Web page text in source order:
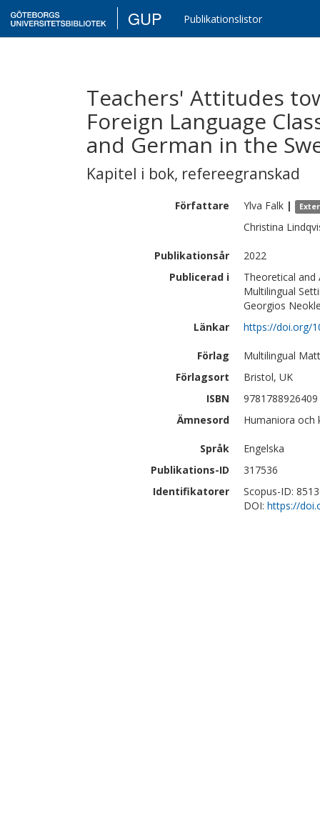
GUP Publikationslistor
Teachers' Attitudes
Foreign Language
and German in the
Kapitel i bok, refereegranskad
Författare Ylva Falk |
Christina
Publikationsår
2022
Publicerad i
Theoretical and
Multilingual
Georgios
Länkar
https://doi.org/
Förlag
Multilingual
Förlagsort
Bristol, UK
ISBN
9781788926409
Ämnesord
Humaniora och
Språk
Engelska
Publikations-ID
317536
Identifikatorer
Scopus-ID:
DOI: https://